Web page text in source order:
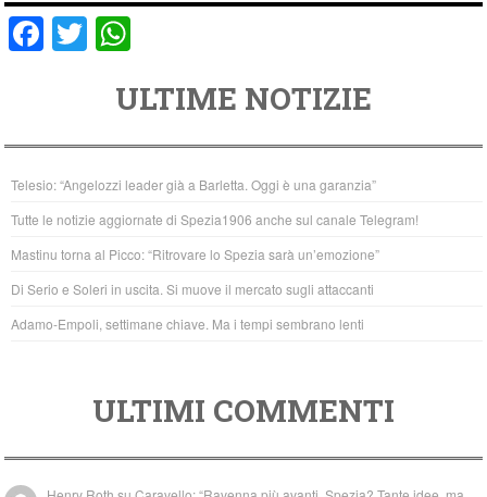
F
e
b
o
o
k
T
er
at
s
A
p
p
ULTIME NOTIZIE
Telesio: “Angelozzi leader già a Barletta. Oggi è una garanzia”
Tutte le notizie aggiornate di Spezia1906 anche sul canale Telegram!
Mastinu torna al Picco: “Ritrovare lo Spezia sarà un’emozione”
Di Serio e Soleri in uscita. Si muove il mercato sugli attaccanti
Adamo-Empoli, settimane chiave. Ma i tempi sembrano lenti
ULTIMI COMMENTI